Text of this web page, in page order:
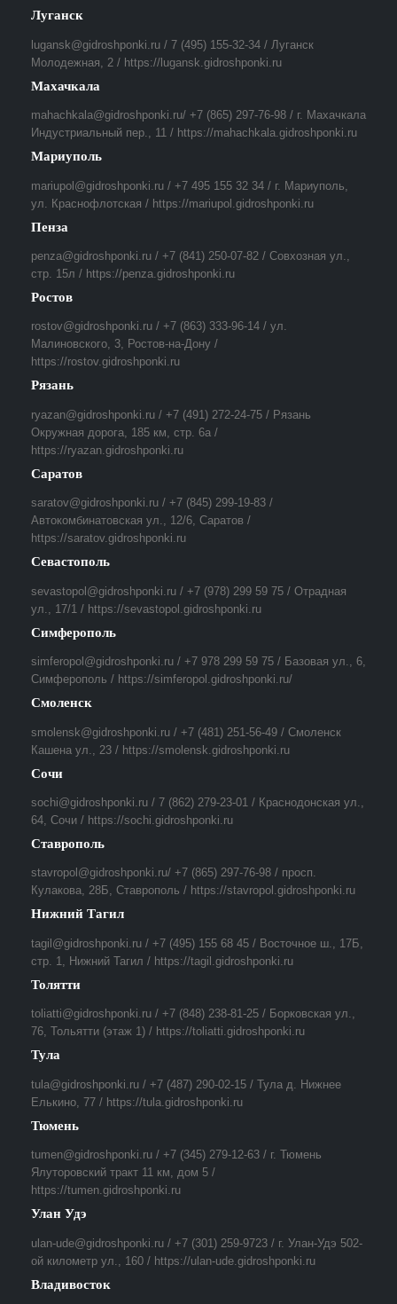
Луганск
lugansk@gidroshponki.ru / 7 (495) 155-32-34 / Луганск
Молодежная, 2 / https://lugansk.gidroshponki.ru
Махачкала
mahachkala@gidroshponki.ru/ +7 (865) 297-76-98 / г. Махачкала
Индустриальный пер., 11 / https://mahachkala.gidroshponki.ru
Мариуполь
mariupol@gidroshponki.ru / +7 495 155 32 34 / г. Мариуполь,
ул. Краснофлотская / https://mariupol.gidroshponki.ru
Пенза
penza@gidroshponki.ru / +7 (841) 250-07-82 / Совхозная ул.,
стр. 15л / https://penza.gidroshponki.ru
Ростов
rostov@gidroshponki.ru / +7 (863) 333-96-14 / ул.
Малиновского, 3, Ростов-на-Дону /
https://rostov.gidroshponki.ru
Рязань
ryazan@gidroshponki.ru / +7 (491) 272-24-75 / Рязань
Окружная дорога, 185 км, стр. 6а /
https://ryazan.gidroshponki.ru
Саратов
saratov@gidroshponki.ru / +7 (845) 299-19-83 /
Автокомбинатовская ул., 12/6, Саратов /
https://saratov.gidroshponki.ru
Севастополь
sevastopol@gidroshponki.ru / +7 (978) 299 59 75 / Отрадная
ул., 17/1 / https://sevastopol.gidroshponki.ru
Симферополь
simferopol@gidroshponki.ru / +7 978 299 59 75 / Базовая ул., 6,
Симферополь / https://simferopol.gidroshponki.ru/
Смоленск
smolensk@gidroshponki.ru / +7 (481) 251-56-49 / Смоленск
Кашена ул., 23 / https://smolensk.gidroshponki.ru
Сочи
sochi@gidroshponki.ru / 7 (862) 279-23-01 / Краснодонская ул.,
64, Сочи / https://sochi.gidroshponki.ru
Ставрополь
stavropol@gidroshponki.ru/ +7 (865) 297-76-98 / просп.
Кулакова, 28Б, Ставрополь / https://stavropol.gidroshponki.ru
Нижний Тагил
tagil@gidroshponki.ru / +7 (495) 155 68 45 / Восточное ш., 17Б,
стр. 1, Нижний Тагил / https://tagil.gidroshponki.ru
Толятти
toliatti@gidroshponki.ru / +7 (848) 238-81-25 / Борковская ул.,
76, Тольятти (этаж 1) / https://toliatti.gidroshponki.ru
Тула
tula@gidroshponki.ru / +7 (487) 290-02-15 / Тула д. Нижнее
Елькино, 77 / https://tula.gidroshponki.ru
Тюмень
tumen@gidroshponki.ru / +7 (345) 279-12-63 / г. Тюмень
Ялуторовский тракт 11 км, дом 5 /
https://tumen.gidroshponki.ru
Улан Удэ
ulan-ude@gidroshponki.ru / +7 (301) 259-9723 / г. Улан-Удэ 502-
ой километр ул., 160 / https://ulan-ude.gidroshponki.ru
Владивосток